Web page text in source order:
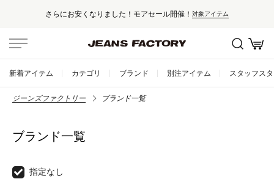
さらにお安くなりました！モアセール開催！ 対象アイテム
新着アイテム カテゴリ ブランド 別注アイテム スタッフス
ジーンズファクトリー ブランド一覧
ブランド一覧
指定なし